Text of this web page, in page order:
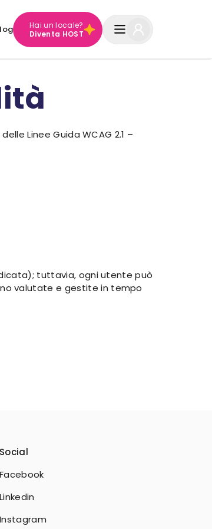
Hai un locale?
Diventa HOST
Linee Guida WCAG 2.1 –
tuttavia, ogni utente può
valutate e gestite in tempo
Social
Facebook
Linkedin
Instagram